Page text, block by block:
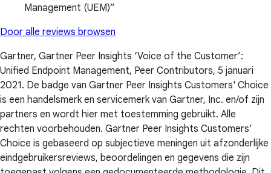
Management (UEM)
Door alle reviews browsen
Gartner, Gartner Peer Insights ‘Voice of the Customer’:
Unified Endpoint Management, Peer Contributors, 5 januari
2021. De badge van Gartner Peer Insights Customers' Choice
is een handelsmerk en servicemerk van Gartner, Inc. en/of zijn
partners en wordt hier met toestemming gebruikt. Alle
rechten voorbehouden. Gartner Peer Insights Customers’
Choice is gebaseerd op subjectieve meningen uit afzonderlijke
eindgebruikersreviews, beoordelingen en gegevens die zijn